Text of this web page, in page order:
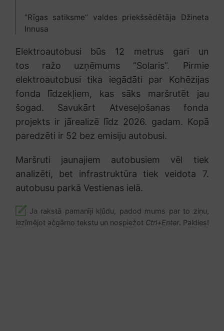
“Rīgas satiksme” valdes priekšsēdētāja Džineta
Innusa
Elektroautobusi būs 12 metrus gari un
tos ražo uzņēmums “Solaris”. Pirmie
elektroautobusi tika iegādāti par Kohēzijas
fonda līdzekļiem, kas sāks maršrutēt jau
šogad. Savukārt Atveseļošanas fonda
projekts ir jārealizē līdz 2026. gadam. Kopā
paredzēti ir 52 bez emisiju autobusi.
Maršruti jaunajiem autobusiem vēl tiek
analizēti, bet infrastruktūra tiek veidota 7.
autobusu parkā Vestienas ielā.
Ja rakstā pamanīji kļūdu, padod mums par to ziņu,
iezīmējot ačgārno tekstu un nospiežot Ctrl+Enter. Paldies!